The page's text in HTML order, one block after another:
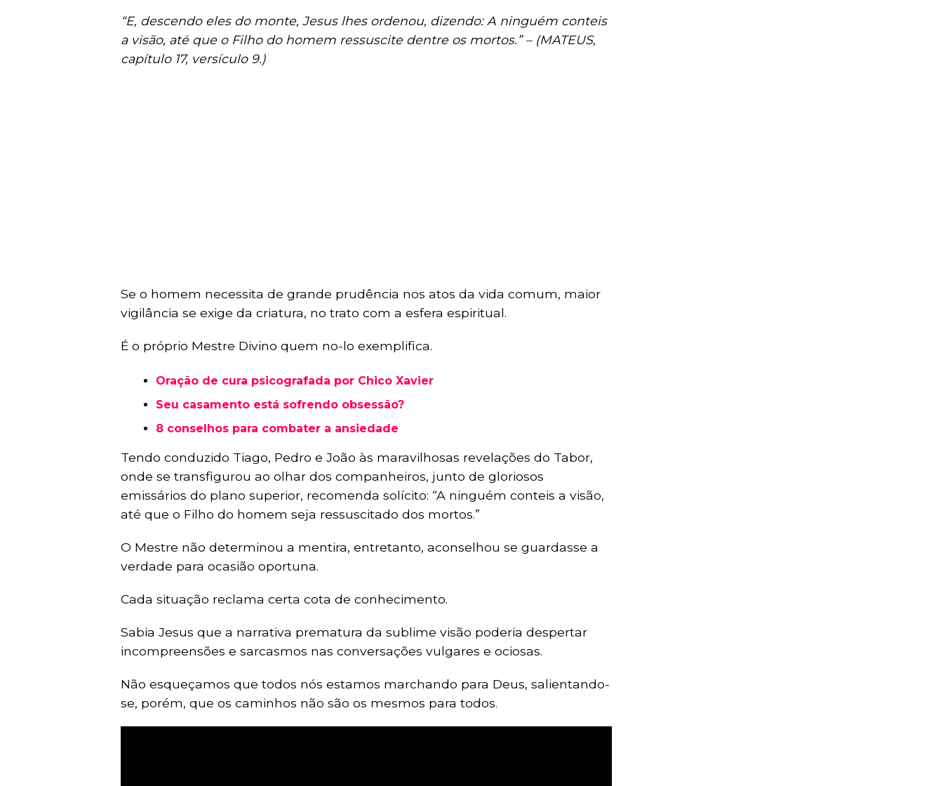
“E, descendo eles do monte, Jesus lhes ordenou, dizendo: A ninguém conteis
a visão, até que o Filho do homem ressuscite dentre os mortos.” – (MATEUS,
capítulo 17, versículo 9.)
Se o homem necessita de grande prudência nos atos da vida comum, maior
vigilância se exige da criatura, no trato com a esfera espiritual.
É o próprio Mestre Divino quem no-lo exemplifica.
Oração de cura psicografada por Chico Xavier
Seu casamento está sofrendo obsessão?
8 conselhos para combater a ansiedade
Tendo conduzido Tiago, Pedro e João às maravilhosas revelações do Tabor,
onde se transfigurou ao olhar dos companheiros, junto de gloriosos
emissários do plano superior, recomenda solícito: “A ninguém conteis a visão,
até que o Filho do homem seja ressuscitado dos mortos.”
O Mestre não determinou a mentira, entretanto, aconselhou se guardasse a
verdade para ocasião oportuna.
Cada situação reclama certa cota de conhecimento.
Sabia Jesus que a narrativa prematura da sublime visão poderia despertar
incompreensões e sarcasmos nas conversações vulgares e ociosas.
Não esqueçamos que todos nós estamos marchando para Deus, salientando-
se, porém, que os caminhos não são os mesmos para todos.